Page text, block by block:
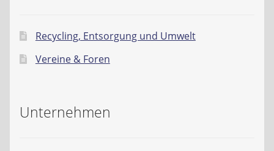
Recycling, Entsorgung und Umwelt
Vereine & Foren
Unternehmen